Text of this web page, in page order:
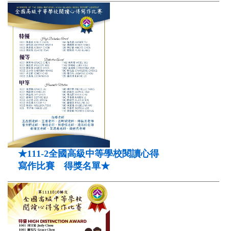
★111-2全國高級中等學校閱讀心得
寫作比賽 得獎名單★